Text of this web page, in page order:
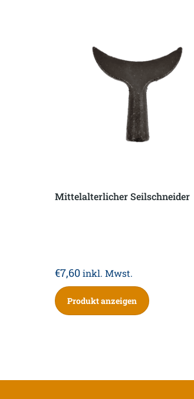
Mittelalterlicher Seilschneider
€7,60 inkl. Mwst.
Produkt anzeigen